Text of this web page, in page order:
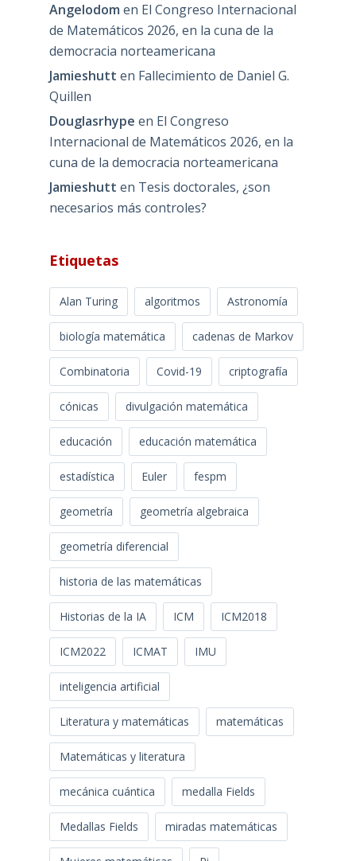
Angelodom en El Congreso Internacional
de Matemáticos 2026, en la cuna de la
democracia norteamericana
Jamieshutt en Fallecimiento de Daniel G.
Quillen
Douglasrhype en El Congreso
Internacional de Matemáticos 2026, en la
cuna de la democracia norteamericana
Jamieshutt en Tesis doctorales, ¿son
necesarios más controles?
Etiquetas
Alan Turing algoritmos Astronomía
biología matemática cadenas de Markov
Combinatoria Covid-19 criptografía
cónicas divulgación matemática
educación educación matemática
estadística Euler fespm
geometría geometría algebraica
geometría diferencial
historia de las matemáticas
Historias de la IA ICM ICM2018
ICM2022 ICMAT IMU
inteligencia artificial
Literatura y matemáticas matemáticas
Matemáticas y literatura
mecánica cuántica medalla Fields
Medallas Fields miradas matemáticas